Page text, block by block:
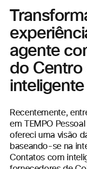
agente
do
inteligente
Recentemente,
em TEMPO
ofereci uma visão
baseando-se na
Contatos com